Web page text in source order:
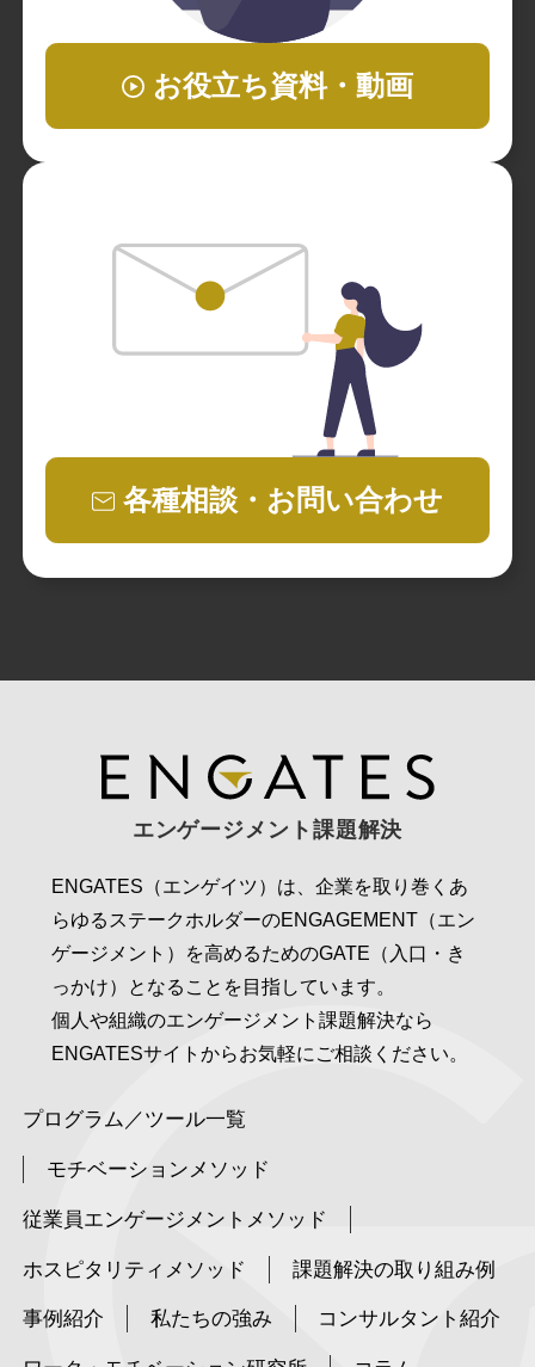
お役立ち資料・動画
各種相談・お問い合わせ
エンゲージメント課題解決
ENGATES（エンゲイツ）は、企業を取り巻くあ
らゆるステークホルダーのENGAGEMENT（エン
ゲージメント）を高めるためのGATE（入口・き
っかけ）となることを目指しています。
個人や組織のエンゲージメント課題解決なら
ENGATESサイトからお気軽にご相談ください。
プログラム／ツール一覧
モチベーションメソッド
従業員エンゲージメントメソッド
ホスピタリティメソッド 課題解決の取り組み例
事例紹介 私たちの強み コンサルタント紹介